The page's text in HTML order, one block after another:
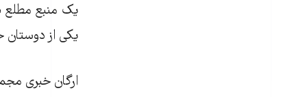
یک منبع مطلع
یکی از